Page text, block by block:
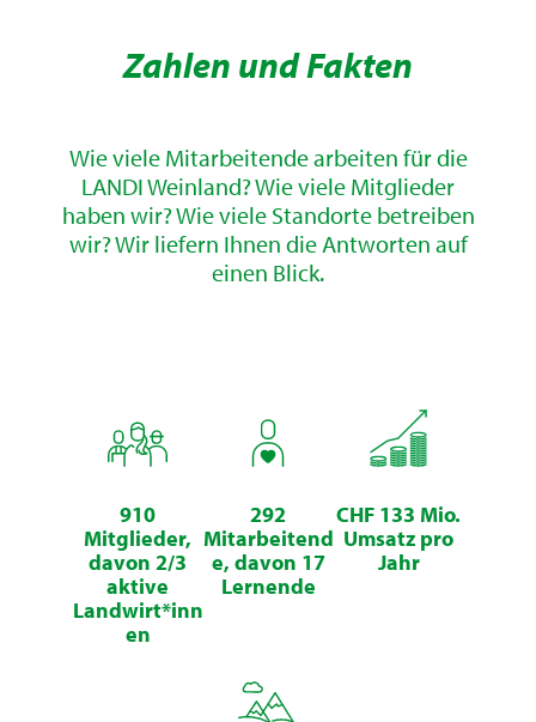
Zahlen und Fakten
Wie viele Mitarbeitende arbeiten für die
LANDI Weinland? Wie viele Mitglieder
haben wir? Wie viele Standorte betreiben
wir? Wir liefern Ihnen die Antworten auf
einen Blick.
910
Mitglieder,
davon 2/3
aktive
Landwirt*inn
en
292
Mitarbeitend
e, davon 17
Lernende
CHF 133 Mio.
Umsatz pro
Jahr